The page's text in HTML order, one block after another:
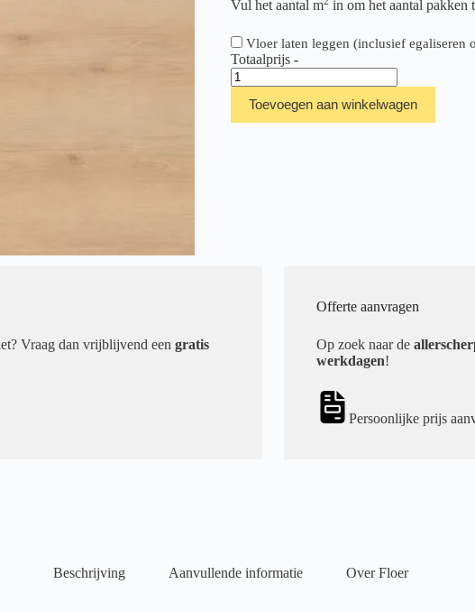
Vul het aantal m in om het aantal pakken
Vloer laten leggen (inclusief egaliseren
Totaalprijs -
Floer
Natuur
Click
Berner
Toevoegen aan winkelwagen
Vraag dan vrijblijvend een gratis
Offerte aanvragen
Op zoek naar de
werkdagen!
Persoonlijke prijs
Beschrijving Aanvullende informatie Over Floer